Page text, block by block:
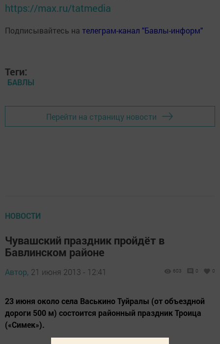
https://max.ru/tatmedia
Подписывайтесь на телеграм-канал "Бавлы-информ"
Теги:
БАВЛЫ
Перейти на страницу новости
НОВОСТИ
Чувашский праздник пройдёт в
Бавлинском районе
Автор, 21 июня 2013 - 12:41 603 0 0
23 июня около села Васькино Туйралы (от объездной
дороги 500 м) состоится районный праздник Троица
(«Симек»).